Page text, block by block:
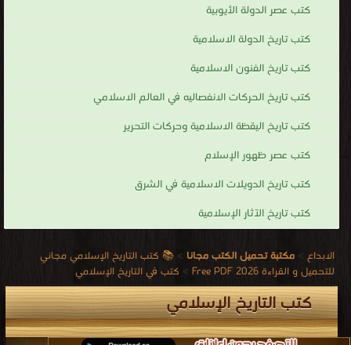
كتب عصر الدولة الأيوبية
كتب تاريخ الدولة الاسلامية
كتب تاريخ الفنون الاسلامية
كتب تاريخ الحركات الانفصاليه في العالم الاسلامي
كتب تاريخ اليقظة الاسلامية وحركات التحرير
كتب عصر ظهور الإسلام
كتب تاريخ الدويلات الاسلامية في الشرق
كتب تاريخ الآثار الإسلامية
الابداع > مكتبة تحميل الكتب مجانا > 📚 كتب التاريخ الإسلامي مجاني
للتحميل و القراءة 2026 Free PDF
> كتب في التاريخ الإسلامي
كتب التاريخ الإسلامي